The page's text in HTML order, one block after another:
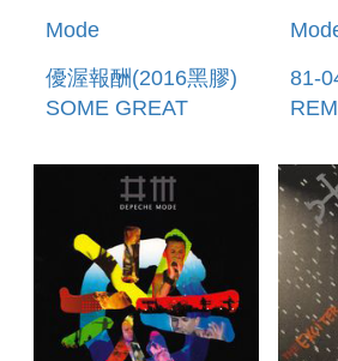
Mode
優渥報酬(2016黑膠)
SOME GREAT
VINYL)
81-